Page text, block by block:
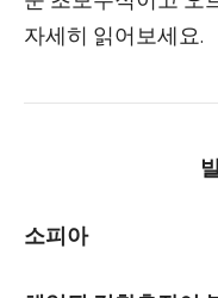
자세히 읽어보세요.
소피아